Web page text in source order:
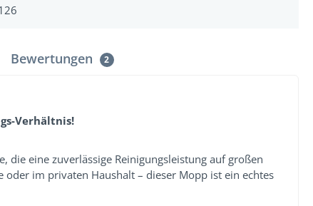
Bewertungen 2
Verhältnis!
die eine zuverlässige Reinigungsleistung auf großen
im privaten Haushalt – dieser Mopp ist ein echtes